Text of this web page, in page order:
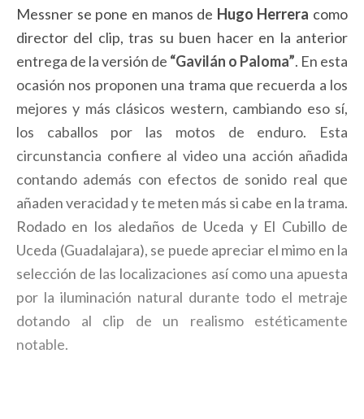
Messner se pone en manos de Hugo Herrera como
director del clip, tras su buen hacer en la anterior
entrega de la versión de “Gavilán o Paloma”. En esta
ocasión nos proponen una trama que recuerda a los
mejores y más clásicos western, cambiando eso sí,
los caballos por las motos de enduro. Esta
circunstancia confiere al video una acción añadida
contando además con efectos de sonido real que
añaden veracidad y te meten más si cabe en la trama.
Rodado en los aledaños de Uceda y El Cubillo de
Uceda (Guadalajara), se puede apreciar el mimo en la
selección de las localizaciones así como una apuesta
por la iluminación natural durante todo el metraje
dotando al clip de un realismo estéticamente
notable.